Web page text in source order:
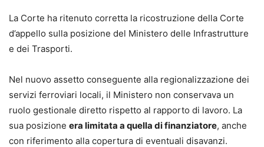
La Corte ha ritenuto corretta la ricostruzione della Corte
d’appello sulla posizione del Ministero delle Infrastrutture
e dei Trasporti.
Nel nuovo assetto conseguente alla regionalizzazione dei
servizi ferroviari locali, il Ministero non conservava un
ruolo gestionale diretto rispetto al rapporto di lavoro. La
sua posizione era limitata a quella di finanziatore, anche
con riferimento alla copertura di eventuali disavanzi.